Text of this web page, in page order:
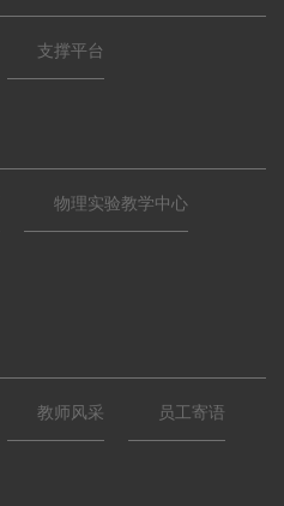
支撑平台
物理实验教学中心
教师风采 员工寄语